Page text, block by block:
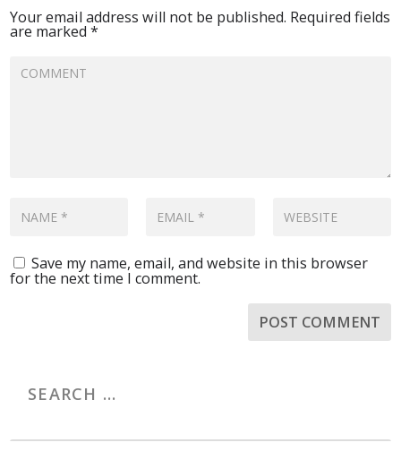
Your email address will not be published. Required fields
are marked*
Save my name, email, and website in this browser
for the next time I comment.